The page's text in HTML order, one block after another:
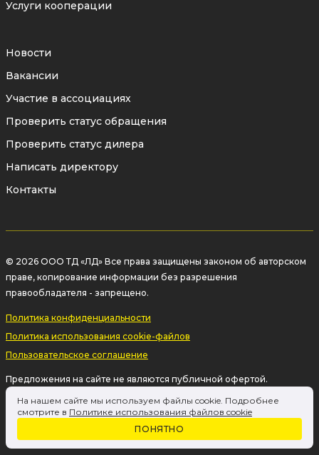
обработка зеркала фланца
достижения максимального класса
герметичности узла.
Услуги кооперации
Новости
Вакансии
Участие в ассоциациях
Проверить статус обращения
Проверить статус дилера
Написать директору
Контакты
© 2026 ООО ТД «ЛД» Все права защищены законом об авторском
праве, копирование информации без разрешения
правообладателя - запрещено.
Политика конфиденциальности
Политика использования cookie-файлов
Пользовательское соглашение
Предложения на сайте не являются публичной офертой.
Информация на сайте о товаре носит рекламный характер и
расценивается как приглашение делать оферты на основании п.1
ст. 437 Гражданского кодекса РФ.
На нашем сайте мы используем файлы cookie. Подробнее
смотрите в Политике использования файлов cookie
ПОНЯТНО